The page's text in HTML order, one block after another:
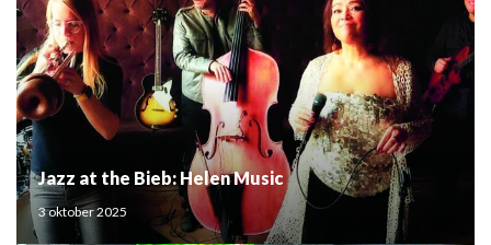
Jazz at the Bieb: Helen Music
3 oktober 2025